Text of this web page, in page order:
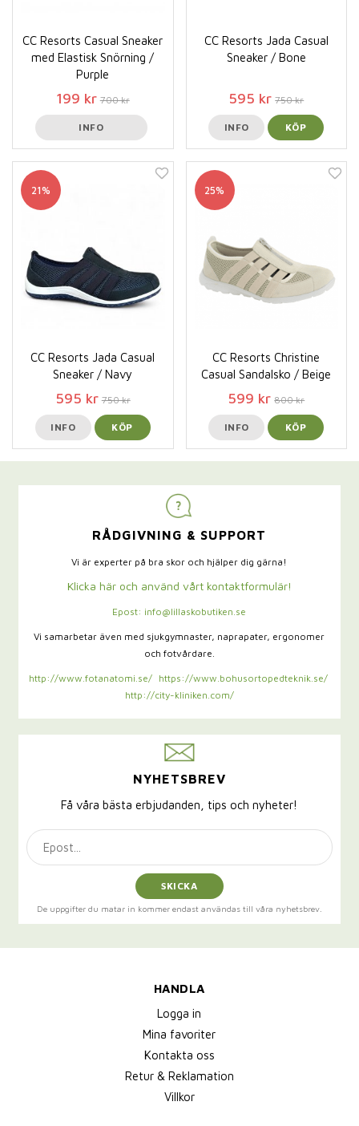
CC Resorts Casual Sneaker
med Elastisk Snörning /
Purple
199 kr 700 kr
INFO
CC Resorts Jada Casual
Sneaker / Bone
595 kr 750 kr
INFO KÖP
21%
CC Resorts Jada Casual
Sneaker / Navy
595 kr 750 kr
INFO KÖP
25%
CC Resorts Christine
Casual Sandalsko / Beige
599 kr 800 kr
INFO KÖP
RÅDGIVNING & SUPPORT
Vi är experter på bra skor och hjälper dig gärna!
Klicka här och använd vårt kontaktformulär!
Epost: info@lillaskobutiken.se
Vi samarbetar även med sjukgymnaster, naprapater, ergonomer
och fotvårdare.
http://www.fotanatomi.se/
https://www.bohusortopedteknik.se/
http://city-kliniken.com/
NYHETSBREV
Få våra bästa erbjudanden, tips och nyheter!
SKICKA
De uppgifter du matar in kommer endast användas till våra nyhetsbrev.
HANDLA
Logga in
Mina favoriter
Kontakta oss
Retur & Reklamation
Villkor